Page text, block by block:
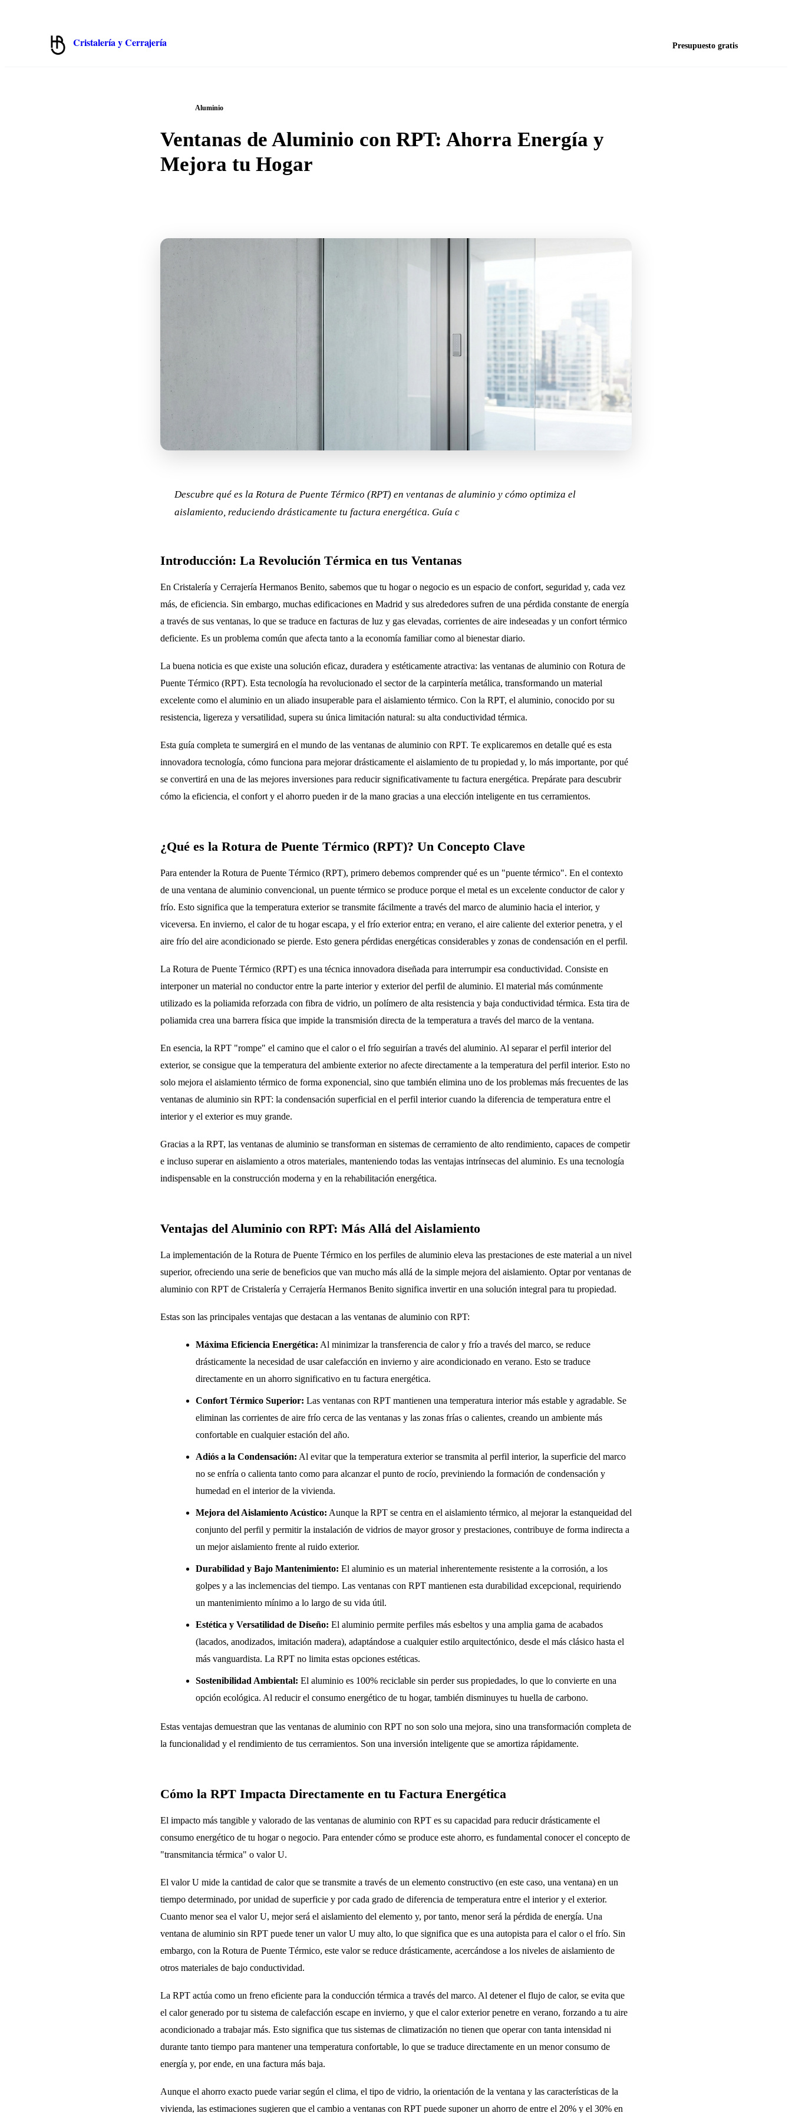
Cristalería y Cerrajería
Hermanos Benito · Madrid
Presupuesto gratis
Aluminio
Ventanas de Aluminio con RPT: Ahorra Energía y
Mejora tu Hogar
Descubre qué es la Rotura de Puente Térmico (RPT) en ventanas de aluminio y cómo optimiza el
aislamiento, reduciendo drásticamente tu factura energética. Guía c
Introducción: La Revolución Térmica en tus Ventanas
En Cristalería y Cerrajería Hermanos Benito, sabemos que tu hogar o negocio es un espacio de confort, seguridad y, cada vez
más, de eficiencia. Sin embargo, muchas edificaciones en Madrid y sus alrededores sufren de una pérdida constante de energía
a través de sus ventanas, lo que se traduce en facturas de luz y gas elevadas, corrientes de aire indeseadas y un confort térmico
deficiente. Es un problema común que afecta tanto a la economía familiar como al bienestar diario.
La buena noticia es que existe una solución eficaz, duradera y estéticamente atractiva: las ventanas de aluminio con Rotura de
Puente Térmico (RPT). Esta tecnología ha revolucionado el sector de la carpintería metálica, transformando un material
excelente como el aluminio en un aliado insuperable para el aislamiento térmico. Con la RPT, el aluminio, conocido por su
resistencia, ligereza y versatilidad, supera su única limitación natural: su alta conductividad térmica.
Esta guía completa te sumergirá en el mundo de las ventanas de aluminio con RPT. Te explicaremos en detalle qué es esta
innovadora tecnología, cómo funciona para mejorar drásticamente el aislamiento de tu propiedad y, lo más importante, por qué
se convertirá en una de las mejores inversiones para reducir significativamente tu factura energética. Prepárate para descubrir
cómo la eficiencia, el confort y el ahorro pueden ir de la mano gracias a una elección inteligente en tus cerramientos.
¿Qué es la Rotura de Puente Térmico (RPT)? Un Concepto Clave
Para entender la Rotura de Puente Térmico (RPT), primero debemos comprender qué es un "puente térmico". En el contexto
de una ventana de aluminio convencional, un puente térmico se produce porque el metal es un excelente conductor de calor y
frío. Esto significa que la temperatura exterior se transmite fácilmente a través del marco de aluminio hacia el interior, y
viceversa. En invierno, el calor de tu hogar escapa, y el frío exterior entra; en verano, el aire caliente del exterior penetra, y el
aire frío del aire acondicionado se pierde. Esto genera pérdidas energéticas considerables y zonas de condensación en el perfil.
La Rotura de Puente Térmico (RPT) es una técnica innovadora diseñada para interrumpir esa conductividad. Consiste en
interponer un material no conductor entre la parte interior y exterior del perfil de aluminio. El material más comúnmente
utilizado es la poliamida reforzada con fibra de vidrio, un polímero de alta resistencia y baja conductividad térmica. Esta tira de
poliamida crea una barrera física que impide la transmisión directa de la temperatura a través del marco de la ventana.
En esencia, la RPT "rompe" el camino que el calor o el frío seguirían a través del aluminio. Al separar el perfil interior del
exterior, se consigue que la temperatura del ambiente exterior no afecte directamente a la temperatura del perfil interior. Esto no
solo mejora el aislamiento térmico de forma exponencial, sino que también elimina uno de los problemas más frecuentes de las
ventanas de aluminio sin RPT: la condensación superficial en el perfil interior cuando la diferencia de temperatura entre el
interior y el exterior es muy grande.
Gracias a la RPT, las ventanas de aluminio se transforman en sistemas de cerramiento de alto rendimiento, capaces de competir
e incluso superar en aislamiento a otros materiales, manteniendo todas las ventajas intrínsecas del aluminio. Es una tecnología
indispensable en la construcción moderna y en la rehabilitación energética.
Ventajas del Aluminio con RPT: Más Allá del Aislamiento
La implementación de la Rotura de Puente Térmico en los perfiles de aluminio eleva las prestaciones de este material a un nivel
superior, ofreciendo una serie de beneficios que van mucho más allá de la simple mejora del aislamiento. Optar por ventanas de
aluminio con RPT de Cristalería y Cerrajería Hermanos Benito significa invertir en una solución integral para tu propiedad.
Estas son las principales ventajas que destacan a las ventanas de aluminio con RPT:
Máxima Eficiencia Energética: Al minimizar la transferencia de calor y frío a través del marco, se reduce
drásticamente la necesidad de usar calefacción en invierno y aire acondicionado en verano. Esto se traduce
directamente en un ahorro significativo en tu factura energética.
Confort Térmico Superior: Las ventanas con RPT mantienen una temperatura interior más estable y agradable. Se
eliminan las corrientes de aire frío cerca de las ventanas y las zonas frías o calientes, creando un ambiente más
confortable en cualquier estación del año.
Adiós a la Condensación: Al evitar que la temperatura exterior se transmita al perfil interior, la superficie del marco
no se enfría o calienta tanto como para alcanzar el punto de rocío, previniendo la formación de condensación y
humedad en el interior de la vivienda.
Mejora del Aislamiento Acústico: Aunque la RPT se centra en el aislamiento térmico, al mejorar la estanqueidad del
conjunto del perfil y permitir la instalación de vidrios de mayor grosor y prestaciones, contribuye de forma indirecta a
un mejor aislamiento frente al ruido exterior.
Durabilidad y Bajo Mantenimiento: El aluminio es un material inherentemente resistente a la corrosión, a los
golpes y a las inclemencias del tiempo. Las ventanas con RPT mantienen esta durabilidad excepcional, requiriendo
un mantenimiento mínimo a lo largo de su vida útil.
Estética y Versatilidad de Diseño: El aluminio permite perfiles más esbeltos y una amplia gama de acabados
(lacados, anodizados, imitación madera), adaptándose a cualquier estilo arquitectónico, desde el más clásico hasta el
más vanguardista. La RPT no limita estas opciones estéticas.
Sostenibilidad Ambiental: El aluminio es 100% reciclable sin perder sus propiedades, lo que lo convierte en una
opción ecológica. Al reducir el consumo energético de tu hogar, también disminuyes tu huella de carbono.
Estas ventajas demuestran que las ventanas de aluminio con RPT no son solo una mejora, sino una transformación completa de
la funcionalidad y el rendimiento de tus cerramientos. Son una inversión inteligente que se amortiza rápidamente.
Cómo la RPT Impacta Directamente en tu Factura Energética
El impacto más tangible y valorado de las ventanas de aluminio con RPT es su capacidad para reducir drásticamente el
consumo energético de tu hogar o negocio. Para entender cómo se produce este ahorro, es fundamental conocer el concepto de
"transmitancia térmica" o valor U.
El valor U mide la cantidad de calor que se transmite a través de un elemento constructivo (en este caso, una ventana) en un
tiempo determinado, por unidad de superficie y por cada grado de diferencia de temperatura entre el interior y el exterior.
Cuanto menor sea el valor U, mejor será el aislamiento del elemento y, por tanto, menor será la pérdida de energía. Una
ventana de aluminio sin RPT puede tener un valor U muy alto, lo que significa que es una autopista para el calor o el frío. Sin
embargo, con la Rotura de Puente Térmico, este valor se reduce drásticamente, acercándose a los niveles de aislamiento de
otros materiales de bajo conductividad.
La RPT actúa como un freno eficiente para la conducción térmica a través del marco. Al detener el flujo de calor, se evita que
el calor generado por tu sistema de calefacción escape en invierno, y que el calor exterior penetre en verano, forzando a tu aire
acondicionado a trabajar más. Esto significa que tus sistemas de climatización no tienen que operar con tanta intensidad ni
durante tanto tiempo para mantener una temperatura confortable, lo que se traduce directamente en un menor consumo de
energía y, por ende, en una factura más baja.
Aunque el ahorro exacto puede variar según el clima, el tipo de vidrio, la orientación de la ventana y las características de la
vivienda, las estimaciones sugieren que el cambio a ventanas con RPT puede suponer un ahorro de entre el 20% y el 30% en